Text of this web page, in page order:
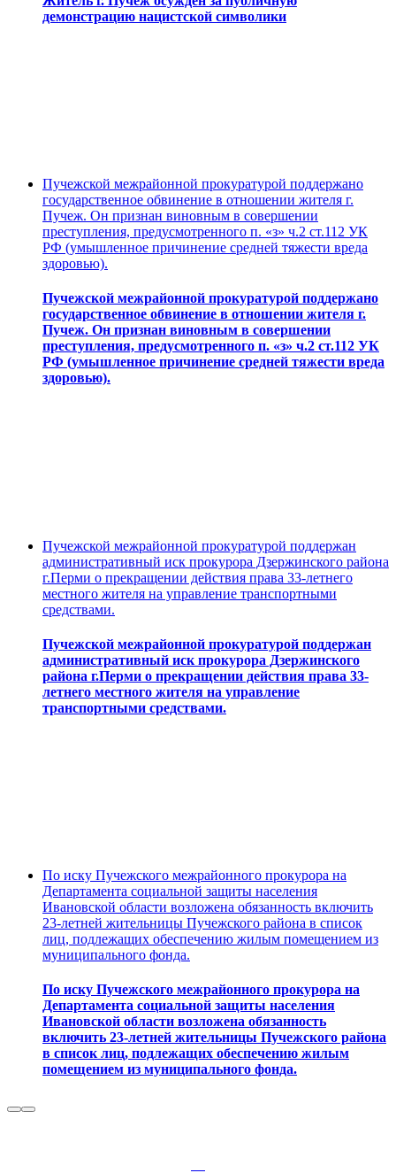
демонстрацию нацистской символики
Пучежской межрайонной прокуратурой поддержано
государственное обвинение в отношении жителя г.
Пучеж. Он признан виновным в совершении
преступления, предусмотренного п. «з» ч.2 ст.112 УК
РФ (умышленное причинение средней тяжести вреда
здоровью).
Пучежской межрайонной прокуратурой поддержано
государственное обвинение в отношении жителя г.
Пучеж. Он признан виновным в совершении
преступления, предусмотренного п. «з» ч.2 ст.112 УК
РФ (умышленное причинение средней тяжести вреда
здоровью).
Пучежской межрайонной прокуратурой поддержан
административный иск прокурора Дзержинского района
г.Перми о прекращении действия права 33-летнего
местного жителя на управление транспортными
средствами.
Пучежской межрайонной прокуратурой поддержан
административный иск прокурора Дзержинского
района г.Перми о прекращении действия права 33-
летнего местного жителя на управление
транспортными средствами.
По иску Пучежского межрайонного прокурора на
Департамента социальной защиты населения
Ивановской области возложена обязанность включить
23-летней жительницы Пучежского района в список
лиц, подлежащих обеспечению жилым помещением из
муниципального фонда.
По иску Пучежского межрайонного прокурора на
Департамента социальной защиты населения
Ивановской области возложена обязанность
включить 23-летней жительницы Пучежского района
в список лиц, подлежащих обеспечению жилым
помещением из муниципального фонда.